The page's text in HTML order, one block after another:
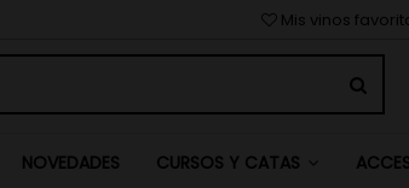
Mis vinos
NOVEDADES CURSOS Y CATAS